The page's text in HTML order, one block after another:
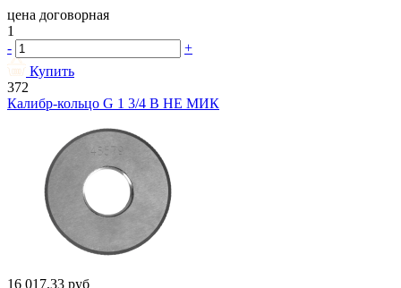
цена договорная
1
-
+
Купить
372
Калибр-кольцо G 1 3/4 В НЕ МИК
16 017.33 руб